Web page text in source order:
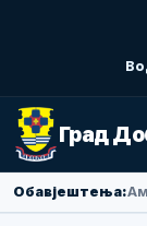
Град
Обавјештења: